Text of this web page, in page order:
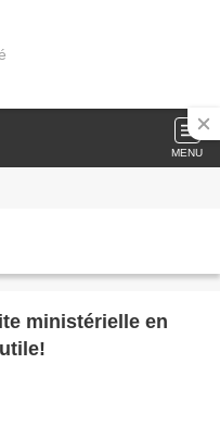
MENU
ministérielle en